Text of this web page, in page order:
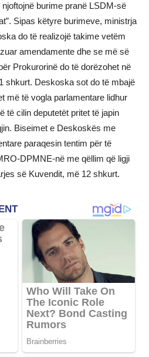
burime pranë LSDM-së
Sipas këtyre burimeve, ministrja
do të realizojë takime vetëm
amendamente dhe se më së
Prokurorinë do të dorëzohet në
shkurt. Deskoska sot do të mbajë
më të vogla parlamentare lidhur
të cilin deputetët pritet të japin
Biseimet e Deskoskës me
paraqesin tentim për të
DPMNE-në me qëllim që ligji
së Kuvendit, më 12 shkurt.